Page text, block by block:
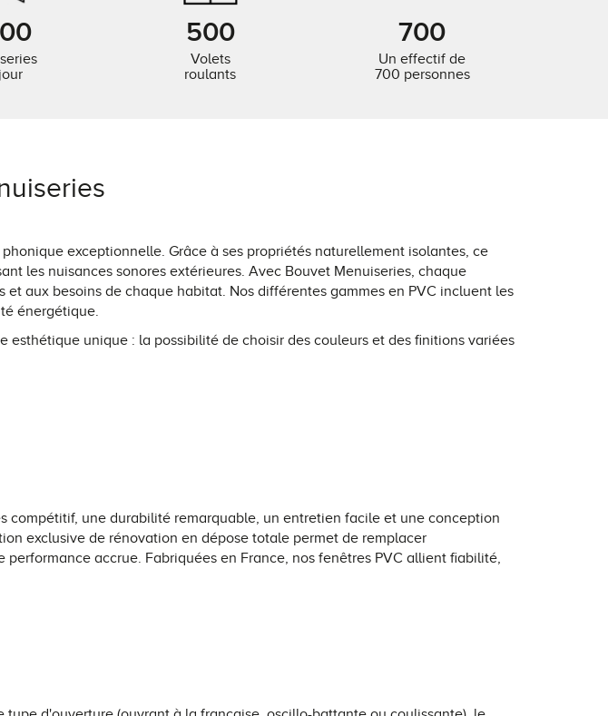
500
Volets
roulants
700
Un effectif de
700 personnes
exceptionnelle. Grâce à ses propriétés naturellement isolantes, ce
les nuisances sonores extérieures. Avec Bouvet Menuiseries, chaque
aux besoins de chaque habitat. Nos différentes gammes en PVC incluent les
énergétique.
unique : la possibilité de choisir des couleurs et des finitions variées
compétitif, une durabilité remarquable, un entretien facile et une conception
exclusive de rénovation en dépose totale permet de remplacer
accrue. Fabriquées en France, nos fenêtres PVC allient fiabilité,